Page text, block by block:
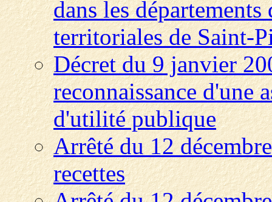
dans les
territoriales de Saint-
Décret du 9 janvier
reconnaissance d'une
d'utilité publique
Arrêté du 12
recettes